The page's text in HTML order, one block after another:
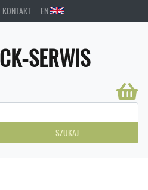
KONTAKT EN
SERWIS
SZUKAJ